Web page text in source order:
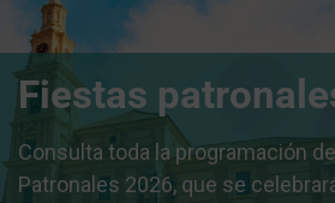
Fiestas
Consulta toda la programación
Patronales 2026, que se